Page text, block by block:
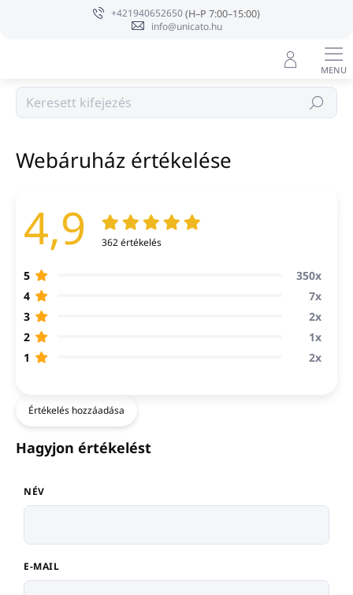
+421940652650
info@unicato.hu
Keresés
Kezdőlap
Webáruház értékelése
4,9 362 értékelés
5
350x
4
7x
3
2x
2
1x
1
2x
Értékelés hozzáadása
Hagyjon értékelést
NÉV
E-MAIL